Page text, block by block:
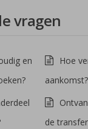
vragen
en
Hoe
aankomst?
de